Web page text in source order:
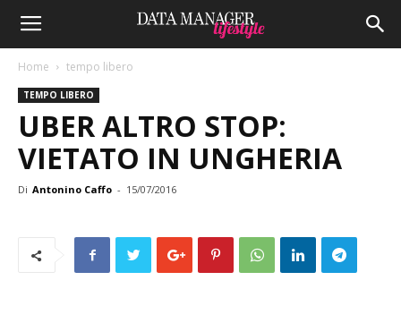
Home tempo libero
TEMPO LIBERO
UBER ALTRO STOP:
VIETATO IN UNGHERIA
Di Antonino Caffo - 15/07/2016